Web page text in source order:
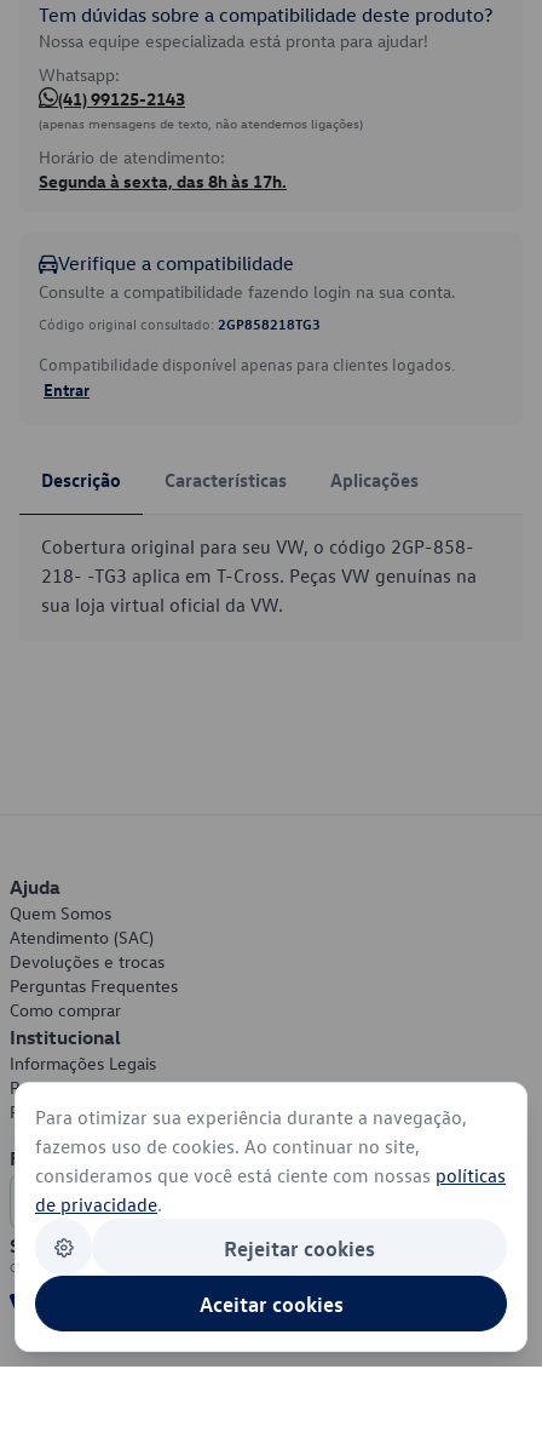
Tem dúvidas sobre a compatibilidade deste produto?
Nossa equipe especializada está pronta para ajudar!
Whatsapp:
(41) 99125-2143
(apenas mensagens de texto, não atendemos ligações)
Horário de atendimento:
Segunda à sexta, das 8h às 17h.
Verifique a compatibilidade
Consulte a compatibilidade fazendo login na sua conta.
Código original consultado: 2GP858218TG3
Compatibilidade disponível apenas para clientes logados.
Entrar
Descrição Características Aplicações
Cobertura original para seu VW, o código 2GP-858-
218- -TG3 aplica em T-Cross. Peças VW genuínas na
sua loja virtual oficial da VW.
Ajuda
Quem Somos
Atendimento (SAC)
Devoluções e trocas
Perguntas Frequentes
Como comprar
Institucional
Informações Legais
Política de Privacidade
Política de Cookies
Formas de Pagamento
Segurança
Para otimizar sua experiência durante a navegação,
fazemos uso de cookies. Ao continuar no site,
consideramos que você está ciente com nossas políticas
de privacidade.
Rejeitar cookies
Aceitar cookies